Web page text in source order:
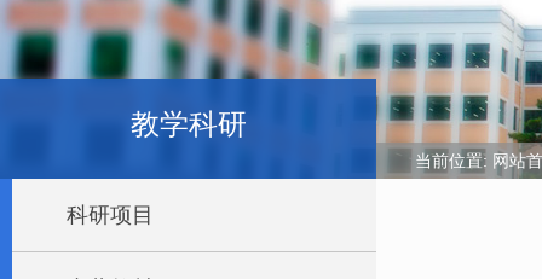
教学科研
科研项目
当前位置: 网站